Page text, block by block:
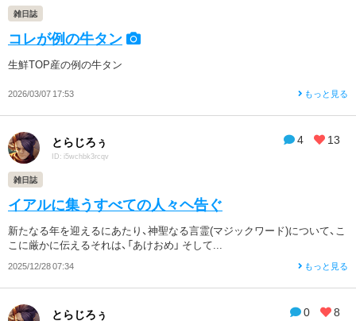
雑日誌
コレが例の牛タン
生鮮TOP産の例の牛タン
2026/03/07 17:53 もっと見る
4 13
とらじろぅ
ID: i5wchbk3rcqv
雑日誌
イアルに集うすべての人々ヘ告ぐ
​新たなる年を迎えるにあたり、神聖なる言霊(マジックワード)について、こ
こに厳かに伝える ​それは、「あけおめ」 そして...
2025/12/28 07:34 もっと見る
0 8
とらじろぅ